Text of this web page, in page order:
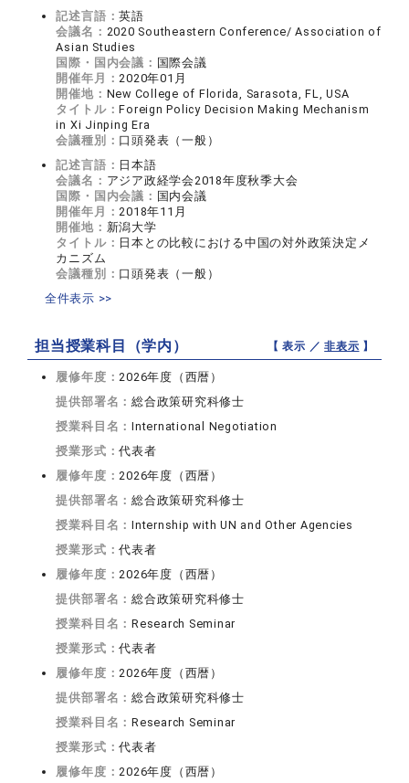
記述言語：英語
会議名： 2020 Southeastern Conference/ Association of
Asian Studies
国際・国内会議： 国際会議
開催年月：2020年01月
開催地： New College of Florida, Sarasota, FL, USA
タイトル：Foreign Policy Decision Making Mechanism
in Xi Jinping Era
会議種別： 口頭発表（一般）
記述言語： 日本語
会議名： アジア政経学会2018年度秋季大会
国際・国内会議： 国内会議
開催年月：2018年11月
開催地： 新潟大学
タイトル： 日本との比較における中国の対外政策決定メ
カニズム
会議種別： 口頭発表（一般）
全件表示 >>
担当授業科目（学内） 【 表示 ／非表示 】
履修年度：2026年度（西暦）
提供部署名：総合政策研究科修士
授業科目名：International Negotiation
授業形式：代表者
履修年度：2026年度（西暦）
提供部署名：総合政策研究科修士
授業科目名：Internship with UN and Other Agencies
授業形式：代表者
履修年度：2026年度（西暦）
提供部署名：総合政策研究科修士
授業科目名：Research Seminar
授業形式：代表者
履修年度：2026年度（西暦）
提供部署名：総合政策研究科修士
授業科目名：Research Seminar
授業形式：代表者
履修年度：2026年度（西暦）